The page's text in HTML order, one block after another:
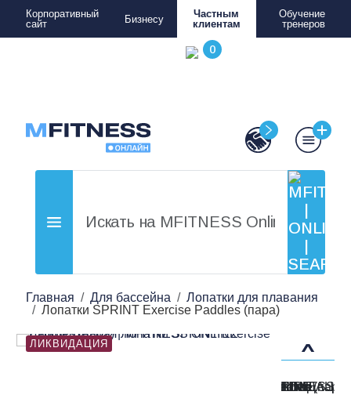
Корпоративный
сайт
Бизнесу
Частным
клиентам
Обучение
тренеров
Главная Для бассейна
Лопатки для плавания
Лопатки SPRINT Exercise Paddles (пара)
ЛИКВИДАЦИЯ